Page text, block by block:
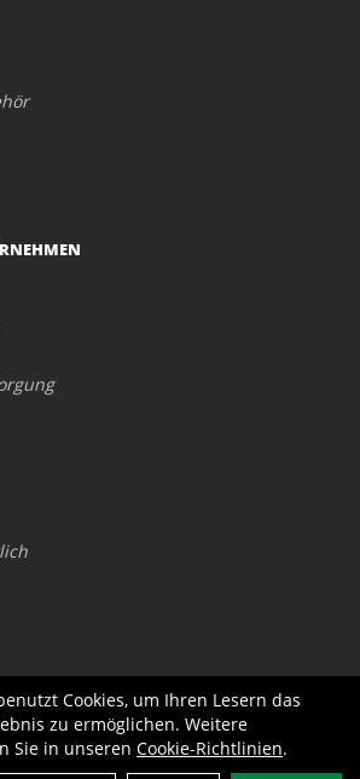
Cookies, um Ihren Lesern das
zu ermöglichen. Weitere
Sie in unseren Cookie-Richtlinien.